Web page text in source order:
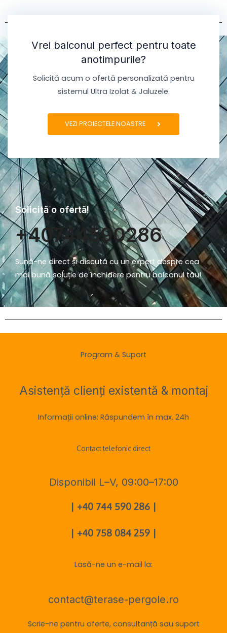
Vrei balconul perfect pentru toate
anotimpurile?
Solicită acum o ofertă personalizată pentru
sistemul Ultra Izolat & Jaluzele.
VEZI PROIECTELE NOASTRE
Solicită o ofertă!
+40744590286
Sună-ne direct și discută cu un expert despre cea
mai bună soluție de închidere pentru balconul tău!
Program & Suport
Asistență clienți existentă & montaj
Informații online: Răspundem în max. 24h
Contact telefonic direct
Disponibil L–V, 09:00–17:00
| +40 744 590 286 |
| +40 758 084 259 |
Lasă-ne un e-mail la:
contact@terase-pergole.ro
Scrie-ne pentru oferte, consultanță sau suport